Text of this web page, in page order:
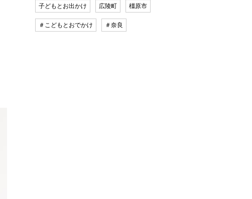
子どもとお出かけ 広陵町 橿原市
＃こどもとおでかけ ＃奈良